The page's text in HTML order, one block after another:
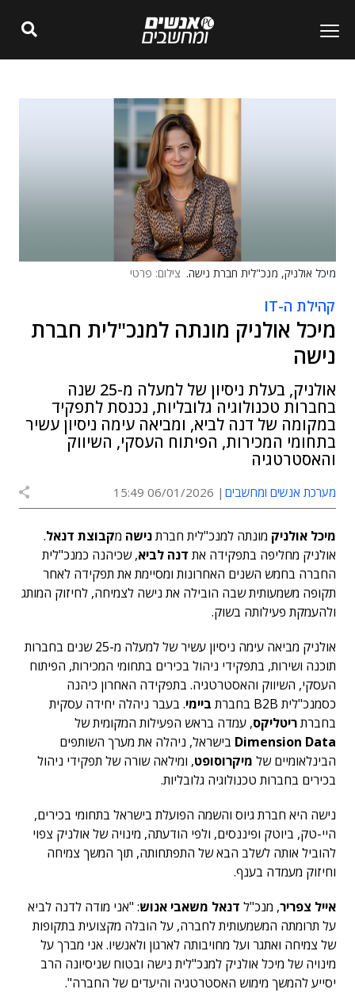
מיכל אולניק, מנכ"לית חברת נישה. צילום: פרטי
קהילת ה-IT
מיכל אולניק מונתה למנכ"לית חברת
נישה
אולניק, בעלת ניסיון של למעלה מ-25 שנה
בחברות טכנולוגיה גלובליות, נכנסת לתפקיד
במקומה של דנה לביא, ומביאה עימה ניסיון עשיר
בתחומי המכירות, הפיתוח העסקי, השיווק
והאסטרטגיה
מערכת אנשים ומחשבים 06/01/2026 15:49
מיכל אולניק מונתה למנכ"לית חברתנישה מקבוצת דנאל.
אולניק מחליפה בתפקידה את דנה לביא, שכיהנה כמנכ"לית
החברה בחמש השנים האחרונות ומסיימת את תפקידה לאחר
תקופה משמעותית שבה הובילה את נישה לצמיחה, לחיזוק המותג
ולהעמקת פעילותה בשוק.
אולניק מביאה עימה ניסיון עשיר של למעלה מ-25 שנים בחברות
תוכנה ושירות, בתפקידי ניהול בכירים בתחומי המכירות, הפיתוח
העסקי, השיווק והאסטרטגיה. בתפקידה האחרון כיהנה
כסמנכ"לית B2B בחברת
ביימי. בעבר ניהלה יחידה עסקית
בחברתריטליקס, עמדה בראש הפעילות המקומית של
Dimension Data בישראל, ניהלה את מערך השותפים
הבינלאומיים של מיקרוסופט, ומילאה שורה של תפקידי ניהול
בכירים בחברות טכנולוגיה גלובליות.
נישה היא חברת גיוס והשמה הפועלת בישראל בתחומי בכירים,
היי-טק, ביוטק ופיננסים, ולפי הודעתה, מינויה של אולניק צפוי
להוביל אותה לשלב הבא של התפתחותה, תוך המשך צמיחה
וחיזוק מעמדה בענף.
אייל צפריר, מנכ"ל דנאל משאבי אנוש: "אני מודה לדנה לביא
על תרומתה המשמעותית לחברה, על הובלה מקצועית בתקופות
של צמיחה ואתגר ועל מחויבותה לארגון ולאנשיו. אני מברך על
מינויה של מיכל אולניק למנכ"לית נישה ובטוח שניסיונה הרב
יסייע להמשך מימוש האסטרטגיה והיעדים של החברה".